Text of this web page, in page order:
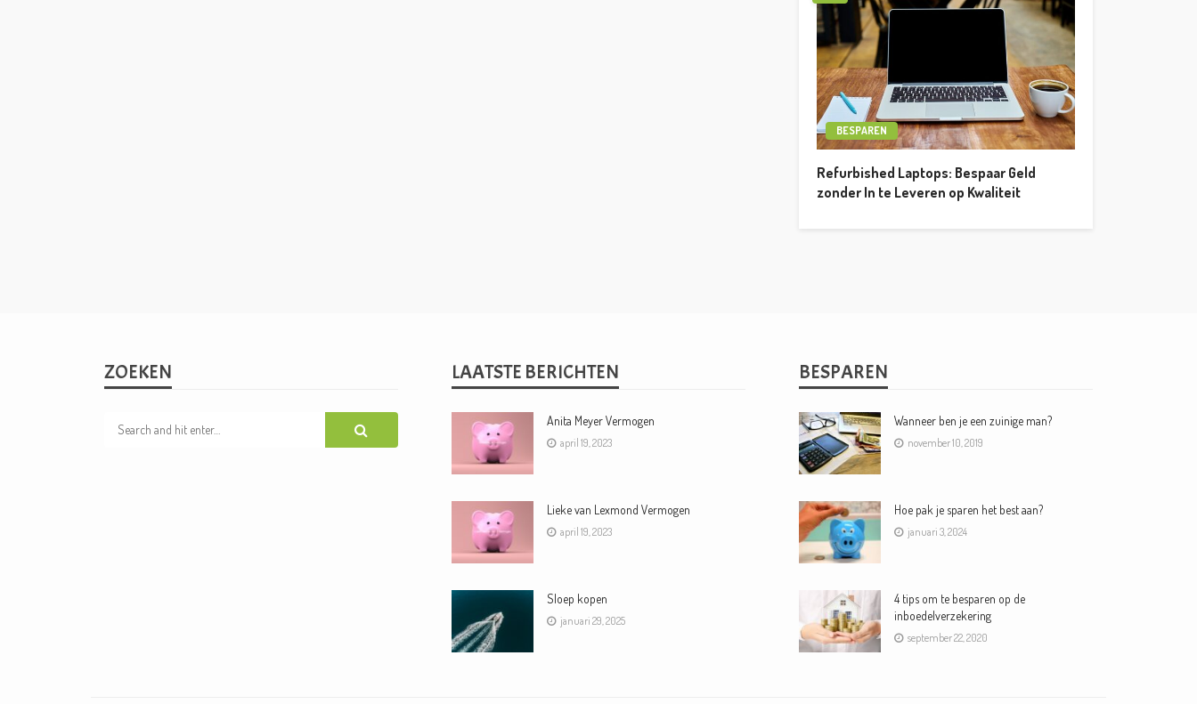
BESPAREN
Refurbished Laptops: Bespaar Geld
zonder In te Leveren op Kwaliteit
ZOEKEN LAATSTE BERICHTEN
Anita Meyer Vermogen
april 19, 2023
Lieke van Lexmond Vermogen
april 19, 2023
Sloep kopen
januari 29, 2025
BESPAREN
Wanneer ben je een zuinige man?
november 10, 2019
Hoe pak je sparen het best aan?
januari 3, 2024
4 tips om te besparen op de
inboedelverzekering
september 22, 2020